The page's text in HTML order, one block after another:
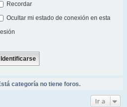
Recordar
Ocultar mi estado de conexión en esta
categoría no tiene foros.
Ir a